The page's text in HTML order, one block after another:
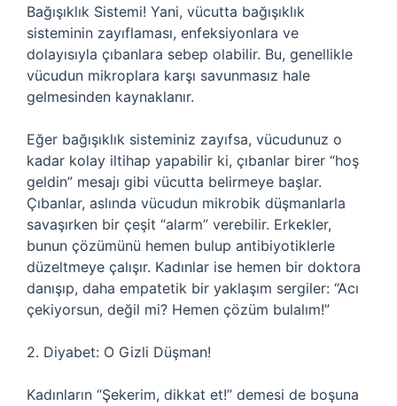
Bağışıklık Sistemi! Yani, vücutta bağışıklık
sisteminin zayıflaması, enfeksiyonlara ve
dolayısıyla çıbanlara sebep olabilir. Bu, genellikle
vücudun mikroplara karşı savunmasız hale
gelmesinden kaynaklanır.
Eğer bağışıklık sisteminiz zayıfsa, vücudunuz o
kadar kolay iltihap yapabilir ki, çıbanlar birer “hoş
geldin” mesajı gibi vücutta belirmeye başlar.
Çıbanlar, aslında vücudun mikrobik düşmanlarla
savaşırken bir çeşit “alarm” verebilir. Erkekler,
bunun çözümünü hemen bulup antibiyotiklerle
düzeltmeye çalışır. Kadınlar ise hemen bir doktora
danışıp, daha empatetik bir yaklaşım sergiler: “Acı
çekiyorsun, değil mi? Hemen çözüm bulalım!”
2. Diyabet: O Gizli Düşman!
Kadınların “Şekerim, dikkat et!” demesi de boşuna